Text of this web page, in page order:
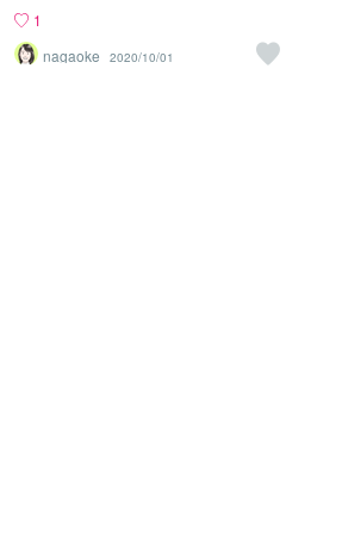
単にポーズを作ることができました！ト
ップ画像の斜め後ろからのポーズは顔の
角度や手の形、靴の形などあちこち難し
1
nagaoke
2020/10/01